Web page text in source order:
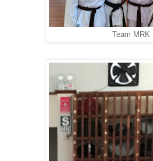
Team MRK